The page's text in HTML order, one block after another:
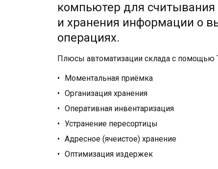
компьютер для
и хранения информации о
операциях.
Плюсы автоматизации склада с помощью
Моментальная приёмка
Организация хранения
Оперативная инвентаризация
Устранение пересортицы
Адресное (ячеистое) хранение
Оптимизация издержек